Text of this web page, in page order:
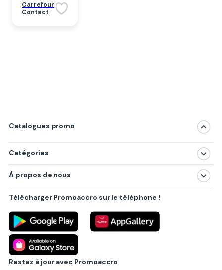
Carrefour
Contact
Catalogues promo
Catégories
Produits
Villes principales
À propos de nous
Politique de confidentialité
Règlements
Partenariat B2B
Blog
Contact
Télécharger Promoaccro sur le téléphone !
Restez à jour avec Promoaccro